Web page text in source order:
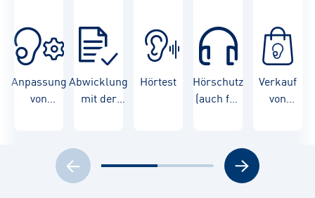
Anpassung
von
Abwicklung
mit der
Hörtest
Hörschutz
(auch für
Verkauf
von